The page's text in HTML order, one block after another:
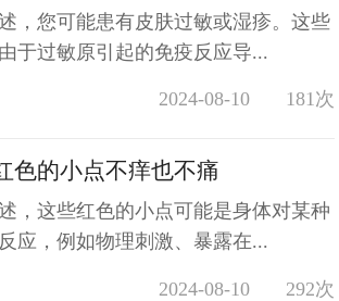
，您可能患有皮肤过敏或湿疹。这些
于过敏原引起的免疫反应导...
2024-08-10 181次
色的小点不痒也不痛
，这些红色的小点可能是身体对某种
应，例如物理刺激、暴露在...
2024-08-10 292次